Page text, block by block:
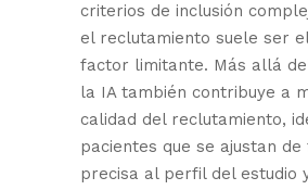
criterios de inclusión
el reclutamiento suele ser
factor limitante. Más allá
la IA también contribuye a
calidad del reclutamiento,
pacientes que se ajustan
precisa al perfil del estudio